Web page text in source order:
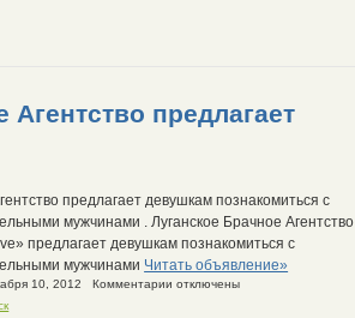
Агентство предлагает
предлагает девушкам познакомиться с
мужчинами . Луганское Брачное Агентство
предлагает девушкам познакомиться с
мужчинами Читать объявление»
10, 2012
Комментарии отключены